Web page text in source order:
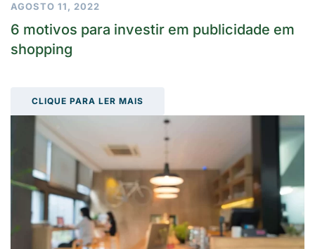
AGOSTO 11, 2022
6 motivos para investir em publicidade em
shopping
CLIQUE PARA LER MAIS